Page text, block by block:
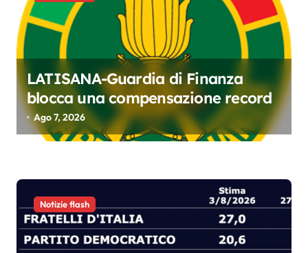
LATISANA-Guardia di Finanza
blocca una compensazione record
Ago 7, 2026
Notizie flash